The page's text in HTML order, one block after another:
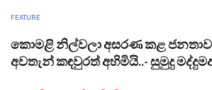
FEATURE
කොමළි නිල්වලා අසරණ කළ
අවතැන් කඳවුරත් අහිමියි..- සුමුදු